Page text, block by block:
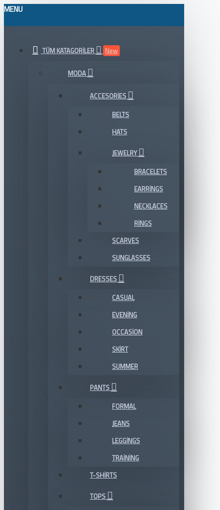
MENU
TÜM KATAGORILER New
MODA
ACCESORIES
BELTS
HATS
JEWELRY
BRACELETS
EARRINGS
NECKLACES
RINGS
SCARVES
SUNGLASSES
DRESSES
CASUAL
EVENING
OCCASION
SKIRT
SUMMER
PANTS
FORMAL
JEANS
LEGGINGS
TRAINING
T-SHIRTS
TOPS